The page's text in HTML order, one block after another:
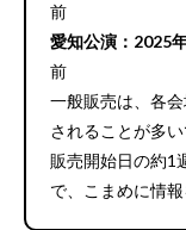
前
愛知公演：2025
前
一般販売は、各
されることが多い
販売開始日の約1
で、こまめに情